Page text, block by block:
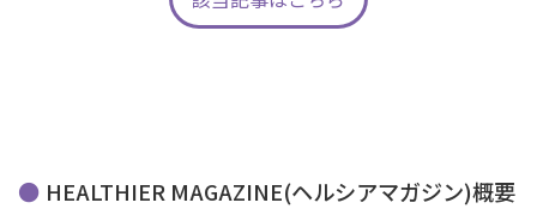
HEALTHIER MAGAZINE(ヘルシアマガジン)概要